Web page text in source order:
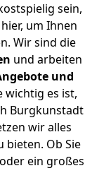
sein,
um Ihnen
Wir sind die
und arbeiten
und
wichtig es ist,
Burgkunstadt
wir alles
bieten. Ob Sie
ein großes